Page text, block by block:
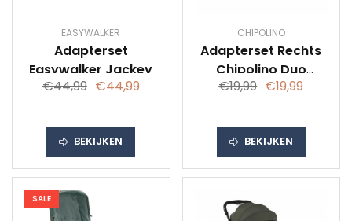
EASYWALKER
Adapterset
Easywalker Jackey
€44,99 €44,99
BEKIJKEN
CHIPOLINO
Adapterset Rechts
Chipolino Duo
Smart Right
€19,99 €19,99
BEKIJKEN
SALE